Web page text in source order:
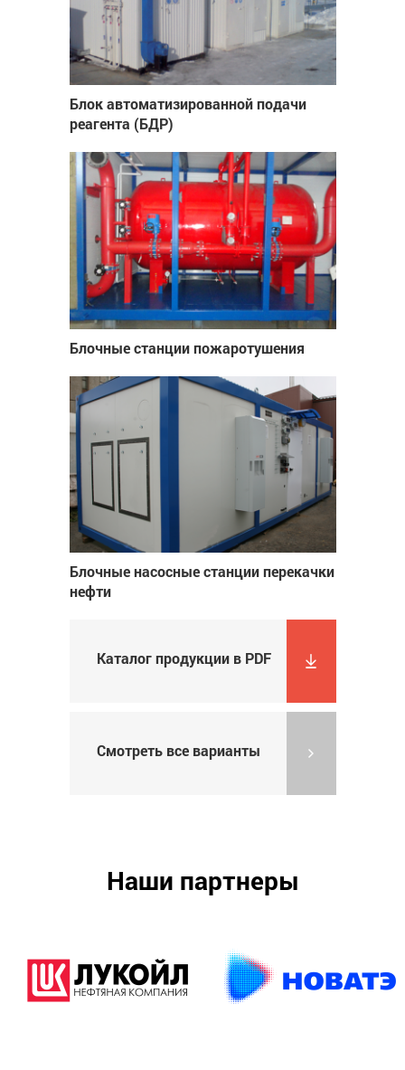
Блок автоматизированной подачи
реагента (БДР)
Блочные станции пожаротушения
Блочные насосные станции перекачки
нефти
Каталог продукции в PDF
Смотреть все варианты
Наши партнеры